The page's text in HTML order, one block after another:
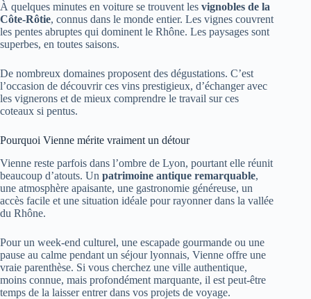
À quelques minutes en voiture se trouvent les vignobles de la
Côte-Rôtie, connus dans le monde entier. Les vignes couvrent
les pentes abruptes qui dominent le Rhône. Les paysages sont
superbes, en toutes saisons.
De nombreux domaines proposent des dégustations. C’est
l’occasion de découvrir ces vins prestigieux, d’échanger avec
les vignerons et de mieux comprendre le travail sur ces
coteaux si pentus.
Pourquoi Vienne mérite vraiment un détour
Vienne reste parfois dans l’ombre de Lyon, pourtant elle réunit
beaucoup d’atouts. Un patrimoine antique remarquable,
une atmosphère apaisante, une gastronomie généreuse, un
accès facile et une situation idéale pour rayonner dans la vallée
du Rhône.
Pour un week-end culturel, une escapade gourmande ou une
pause au calme pendant un séjour lyonnais, Vienne offre une
vraie parenthèse. Si vous cherchez une ville authentique,
moins connue, mais profondément marquante, il est peut-être
temps de la laisser entrer dans vos projets de voyage.